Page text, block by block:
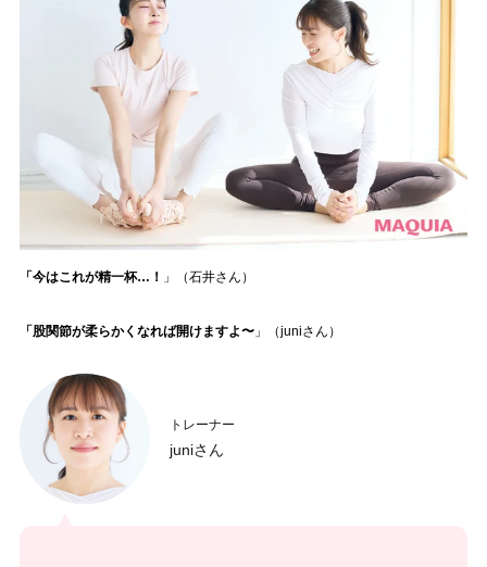
「今はこれが精一杯…！ 」（石井さん）
「股関節が柔らかくなれば開けますよ〜 」（juniさん）
トレーナー
juniさん